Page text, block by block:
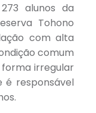
alunos da
Tohono
com alta
comum
irregular
é responsável